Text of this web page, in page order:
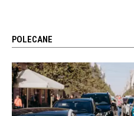
POLECANE